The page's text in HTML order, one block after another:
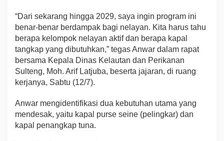
“Dari sekarang hingga 2029, saya ingin program ini
benar-benar berdampak bagi nelayan. Kita harus tahu
berapa kelompok nelayan aktif dan berapa kapal
tangkap yang dibutuhkan,” tegas Anwar dalam rapat
bersama Kepala Dinas Kelautan dan Perikanan
Sulteng, Moh. Arif Latjuba, beserta jajaran, di ruang
kerjanya, Sabtu (12/7).
Anwar mengidentifikasi dua kebutuhan utama yang
mendesak, yaitu kapal purse seine (pelingkar) dan
kapal penangkap tuna.